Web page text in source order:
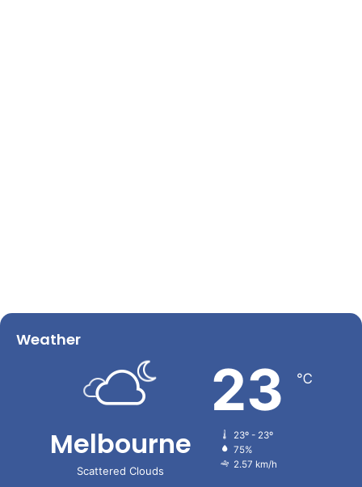
Weather
Melbourne
Scattered Clouds
23 ℃
23º - 23º
75%
2.57 km/h